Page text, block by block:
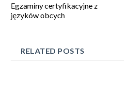
Egzaminy certyfikacyjne z
języków obcych
RELATED POSTS